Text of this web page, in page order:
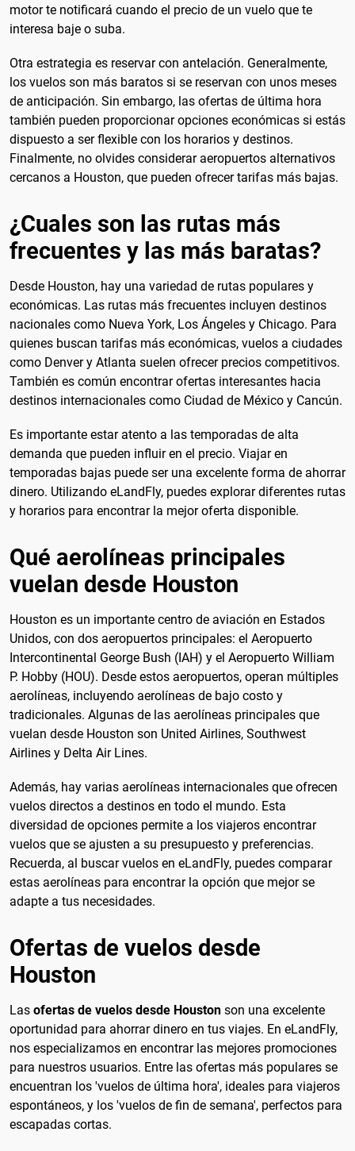
motor te notificará cuando el precio de un vuelo que te
interesa baje o suba.
Otra estrategia es reservar con antelación. Generalmente,
los vuelos son más baratos si se reservan con unos meses
de anticipación. Sin embargo, las ofertas de última hora
también pueden proporcionar opciones económicas si estás
dispuesto a ser flexible con los horarios y destinos.
Finalmente, no olvides considerar aeropuertos alternativos
cercanos a Houston, que pueden ofrecer tarifas más bajas.
¿Cuales son las rutas más
frecuentes y las más baratas?
Desde Houston, hay una variedad de rutas populares y
económicas. Las rutas más frecuentes incluyen destinos
nacionales como Nueva York, Los Ángeles y Chicago. Para
quienes buscan tarifas más económicas, vuelos a ciudades
como Denver y Atlanta suelen ofrecer precios competitivos.
También es común encontrar ofertas interesantes hacia
destinos internacionales como Ciudad de México y Cancún.
Es importante estar atento a las temporadas de alta
demanda que pueden influir en el precio. Viajar en
temporadas bajas puede ser una excelente forma de ahorrar
dinero. Utilizando eLandFly, puedes explorar diferentes rutas
y horarios para encontrar la mejor oferta disponible.
Qué aerolíneas principales
vuelan desde Houston
Houston es un importante centro de aviación en Estados
Unidos, con dos aeropuertos principales: el Aeropuerto
Intercontinental George Bush (IAH) y el Aeropuerto William
P. Hobby (HOU). Desde estos aeropuertos, operan múltiples
aerolíneas, incluyendo aerolíneas de bajo costo y
tradicionales. Algunas de las aerolíneas principales que
vuelan desde Houston son United Airlines, Southwest
Airlines y Delta Air Lines.
Además, hay varias aerolíneas internacionales que ofrecen
vuelos directos a destinos en todo el mundo. Esta
diversidad de opciones permite a los viajeros encontrar
vuelos que se ajusten a su presupuesto y preferencias.
Recuerda, al buscar vuelos en eLandFly, puedes comparar
estas aerolíneas para encontrar la opción que mejor se
adapte a tus necesidades.
Ofertas de vuelos desde
Houston
Las ofertas de vuelos desde Houston son una excelente
oportunidad para ahorrar dinero en tus viajes. En eLandFly,
nos especializamos en encontrar las mejores promociones
para nuestros usuarios. Entre las ofertas más populares se
encuentran los 'vuelos de última hora', ideales para viajeros
espontáneos, y los 'vuelos de fin de semana', perfectos para
escapadas cortas.